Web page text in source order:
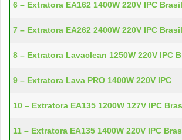
6 – Extratora EA162 1400W 220V IPC Brasil
7 – Extratora EA262 2400W 220V IPC Brasil
8 – Extratora Lavaclean 1250W 220V IPC
9 – Extratora Lava PRO 1400W 220V IPC
10 – Extratora EA135 1200W 127V IPC
11 – Extratora EA135 1400W 220V IPC